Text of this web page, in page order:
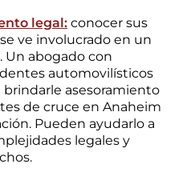
legal: conocer sus
ve involucrado en un
Un abogado con
automovilísticos
asesoramiento
de cruce en Anaheim
Pueden ayudarlo a
legales y